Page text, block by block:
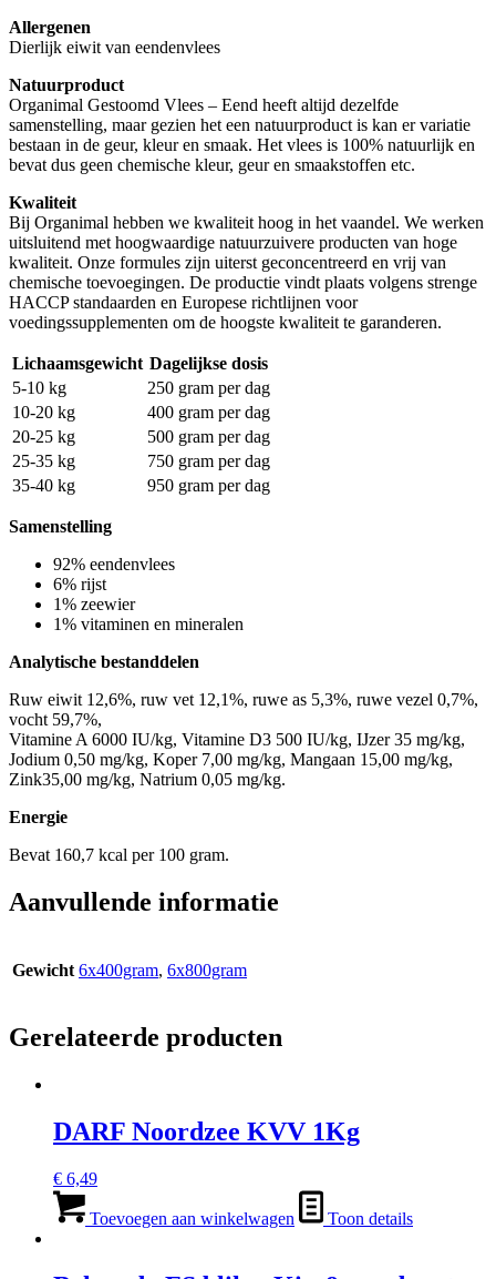
Allergenen
Dierlijk eiwit van eendenvlees
Natuurproduct
Organimal Gestoomd Vlees – Eend heeft altijd dezelfde
samenstelling, maar gezien het een natuurproduct is kan er variatie
bestaan in de geur, kleur en smaak. Het vlees is 100% natuurlijk en
bevat dus geen chemische kleur, geur en smaakstoffen etc.
Kwaliteit
Bij Organimal hebben we kwaliteit hoog in het vaandel. We werken
uitsluitend met hoogwaardige natuurzuivere producten van hoge
kwaliteit. Onze formules zijn uiterst geconcentreerd en vrij van
chemische toevoegingen. De productie vindt plaats volgens strenge
HACCP standaarden en Europese richtlijnen voor
voedingssupplementen om de hoogste kwaliteit te garanderen.
Lichaamsgewicht Dagelijkse dosis
5-10 kg
250 gram per dag
10-20 kg
400 gram per dag
20-25 kg
500 gram per dag
25-35 kg
750 gram per dag
35-40 kg
950 gram per dag
Samenstelling
92% eendenvlees
6% rijst
1% zeewier
1% vitaminen en mineralen
Analytische bestanddelen
Ruw eiwit 12,6%, ruw vet 12,1%, ruwe as 5,3%, ruwe vezel 0,7%,
vocht 59,7%,
Vitamine A 6000 IU/kg, Vitamine D3 500 IU/kg, IJzer 35 mg/kg,
Jodium 0,50 mg/kg, Koper 7,00 mg/kg, Mangaan 15,00 mg/kg,
Zink35,00 mg/kg, Natrium 0,05 mg/kg.
Energie
Bevat 160,7 kcal per 100 gram.
Aanvullende informatie
Gewicht 6x400gram, 6x800gram
Gerelateerde producten
DARF Noordzee KVV 1Kg
€ 6,49
Toevoegen aan winkelwagen Toon details